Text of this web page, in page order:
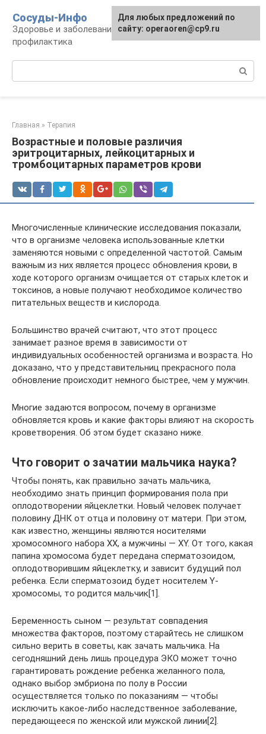
контенту
Сосуды-Инфо
Здоровье и заболевания сосудов и сердца,
профилактика
Главная » Терапия
Возрастные и половые различия
эритроцитарных, лейкоцитарных и
тромбоцитарных параметров крови
Многочисленные клинические исследования показали,
что в организме человека использованные клетки
заменяются новыми с определенной частотой. Самым
важным из них является процесс обновления крови, в
ходе которого организм очищается от старых клеток и
токсинов, а новые получают необходимое количество
питательных веществ и кислорода.
Большинство врачей считают, что этот процесс
занимает разное время в зависимости от
индивидуальных особенностей организма и возраста. Но
доказано, что у представительниц прекрасного пола
обновление происходит немного быстрее, чем у мужчин.
Многие задаются вопросом, почему в организме
обновляется кровь и какие факторы влияют на скорость
кроветворения. Об этом будет сказано ниже.
Что говорит о зачатии мальчика наука?
Чтобы понять, как правильно зачать мальчика,
необходимо знать принцип формирования пола при
оплодотворении яйцеклетки. Новый человек получает
половину ДНК от отца и половину от матери. При этом,
как известно, женщины являются носителями
хромосомного набора ХХ, а мужчины — XY. От того, какая
папина хромосома будет передана сперматозоидом,
оплодотворившим яйцеклетку, и зависит будущий пол
ребенка. Если сперматозоид будет носителем Y-
хромосомы, то родится мальчик[1].
Беременность сыном — результат совпадения
множества факторов, поэтому старайтесь не слишком
сильно верить в советы, как зачать мальчика. На
сегодняшний день лишь процедура ЭКО может точно
гарантировать рождение ребенка желанного пола,
однако выбор эмбриона по полу в России
осуществляется только по показаниям — чтобы
исключить какое-либо наследственное заболевание,
передающееся по женской или мужской линии[2].
Для любых предложений по
сайту: operaoren@cp9.ru